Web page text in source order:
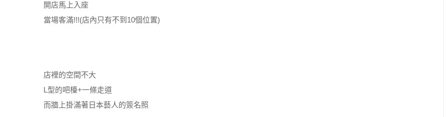
開店馬上入座
當場客滿!!!(店內只有不到10個位置)
店裡的空間不大
L型的吧檯+一條走道
而牆上掛滿著日本藝人的簽名照